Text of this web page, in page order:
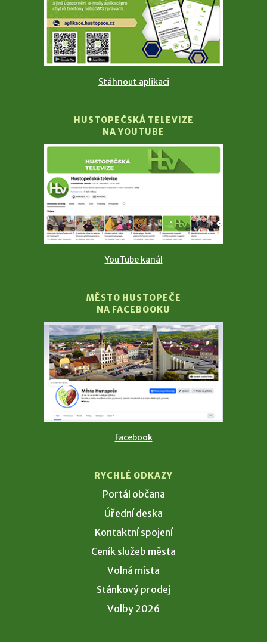
Stáhnout aplikaci
HUSTOPEČSKÁ TELEVIZE
NA YOUTUBE
YouTube kanál
MĚSTO HUSTOPEČE
NA FACEBOOKU
Facebook
RYCHLÉ ODKAZY
Portál občana
Úřední deska
Kontaktní spojení
Ceník služeb města
Volná místa
Stánkový prodej
Volby 2026